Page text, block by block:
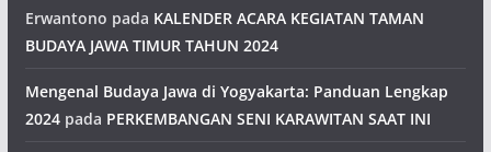
Erwantono pada KALENDER ACARA KEGIATAN TAMAN
BUDAYA JAWA TIMUR TAHUN 2024
Mengenal Budaya Jawa di Yogyakarta: Panduan Lengkap
2024pada PERKEMBANGAN SENI KARAWITAN SAAT INI